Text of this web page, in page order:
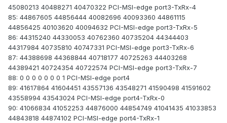
45080213 40488271 40470322 PCI-MSI-edge port3-TxRx-4
85: 44867605 44856444 40082696 40093360 44861115
44856425 40103620 40094632 PCI-MSI-edge port3-TxRx-5
86: 44315240 44330053 40762360 40735204 44344403
44317984 40735810 40747331 PCI-MSI-edge port3-TxRx-6
87: 44388698 44368844 40718177 40725263 44403268
44389421 40724354 40722574 PCI-MSI-edge port3-TxRx-7
88: 0 0 0 0 0 0 0 1 PCI-MSI-edge port4
89: 41617864 41604451 43557136 43548271 41590498 41591602
43558994 43543024 PCI-MSI-edge port4-TxRx-0
90: 41066834 41052253 44876000 44854749 41041435 41033853
44843818 44874102 PCI-MSI-edge port4-TxRx-1